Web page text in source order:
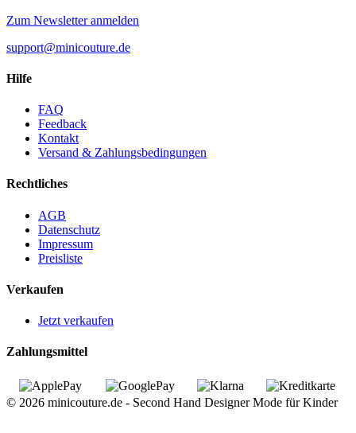
Zum Newsletter anmelden
support@minicouture.de
Hilfe
FAQ
Feedback
Kontakt
Versand & Zahlungsbedingungen
Rechtliches
AGB
Datenschutz
Impressum
Preisliste
Verkaufen
Jetzt verkaufen
Zahlungsmittel
© 2026 minicouture.de - Second Hand Designer Mode für Kinder